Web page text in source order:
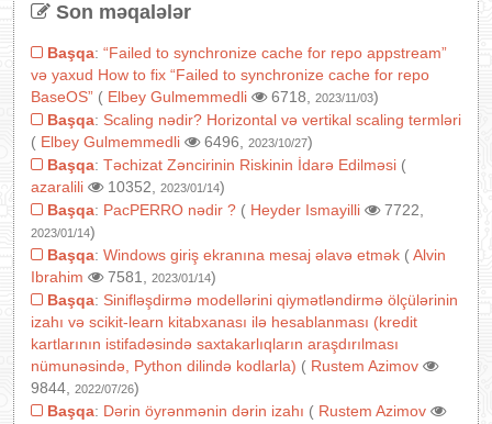
Son məqalələr
Başqa: “Failed to synchronize cache for repo appstream”
və yaxud How to fix “Failed to synchronize cache for repo
BaseOS” ( Elbey Gulmemmedli 6718, 2023/11/03)
Başqa: Scaling nədir? Horizontal və vertikal scaling termləri
( Elbey Gulmemmedli 6496, 2023/10/27)
Başqa: Təchizat Zəncirinin Riskinin İdarə Edilməsi (
azaralili
10352, 2023/01/14)
Başqa: PacPERRO nədir ? ( Heyder Ismayilli 7722,
2023/01/14)
Başqa: Windows giriş ekranına mesaj əlavə etmək (Alvin
Ibrahim
7581, 2023/01/14)
Başqa: Sinifləşdirmə modellərini qiymətləndirmə ölçülərinin
izahı və scikit-learn kitabxanası ilə hesablanması (kredit
kartlarının istifadəsində saxtakarlıqların araşdırılması
nümunəsində, Python dilində kodlarla) ( Rustem Azimov
9844,
2022/07/26)
Başqa: Dərin öyrənmənin dərin izahı ( Rustem Azimov